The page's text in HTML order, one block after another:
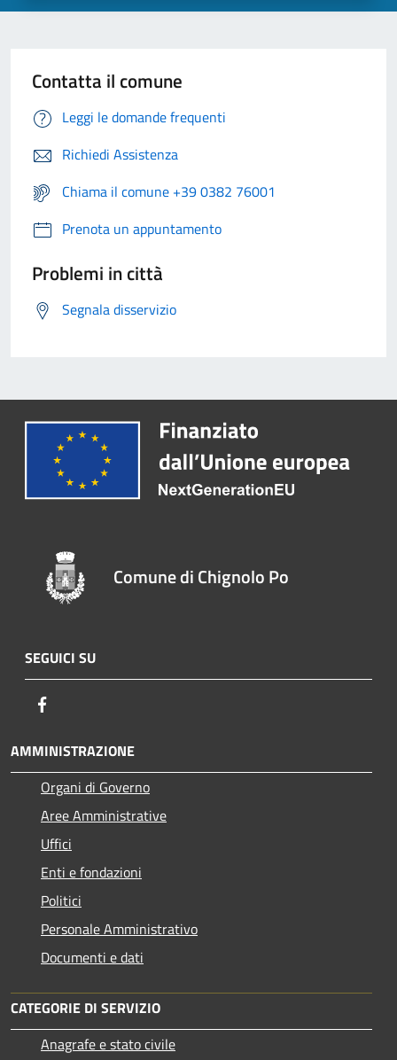
Contatta il comune
Leggi le domande frequenti
Richiedi Assistenza
Chiama il comune +39 0382 76001
Prenota un appuntamento
Problemi in città
Segnala disservizio
Comune di Chignolo Po
SEGUICI SU
AMMINISTRAZIONE
Organi di Governo
Aree Amministrative
Uffici
Enti e fondazioni
Politici
Personale Amministrativo
Documenti e dati
CATEGORIE DI SERVIZIO
Anagrafe e stato civile